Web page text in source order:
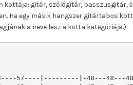
kottája: gitár, szólógitár, basszusgitár,
Ha egy másik hangszer gitártabos
a neve lesz a kotta kategóriája.)